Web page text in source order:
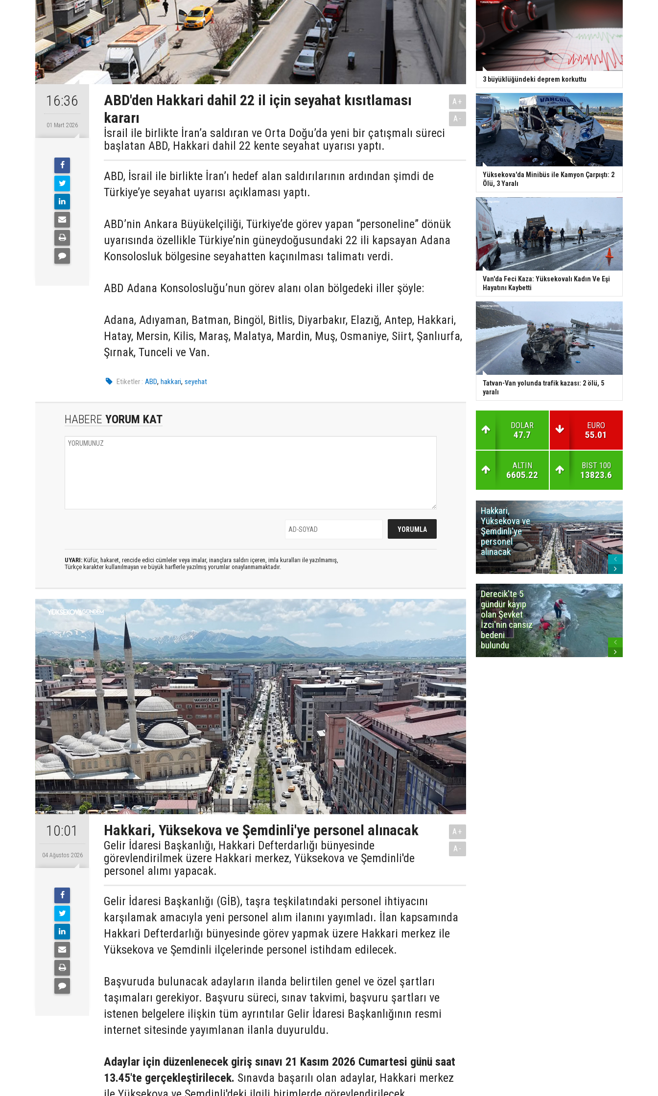
16:36
01 Mart 2026
ABD'den Hakkari dahil 22 il için seyahat kısıtlaması
kararı
İsrail ile birlikte İran’a saldıran ve Orta Doğu’da yeni bir çatışmalı süreci
başlatan ABD, Hakkari dahil 22 kente seyahat uyarısı yaptı.
A+
A-
ABD, İsrail ile birlikte İran’ı hedef alan saldırılarının ardından şimdi de
Türkiye’ye seyahat uyarısı açıklaması yaptı.
ABD’nin Ankara Büyükelçiliği, Türkiye’de görev yapan “personeline” dönük
uyarısında özellikle Türkiye’nin güneydoğusundaki 22 ili kapsayan Adana
Konsolosluk bölgesine seyahatten kaçınılması talimatı verdi.
ABD Adana Konsolosluğu’nun görev alanı olan bölgedeki iller şöyle:
Adana, Adıyaman, Batman, Bingöl, Bitlis, Diyarbakır, Elazığ, Antep, Hakkari,
Hatay, Mersin, Kilis, Maraş, Malatya, Mardin, Muş, Osmaniye, Siirt, Şanlıurfa,
Şırnak, Tunceli ve Van.
Etiketler : ABD,hakkari,seyehat
HABERE YORUM KAT
UYARI: Küfür, hakaret, rencide edici cümleler veya imalar, inançlara saldırı içeren, imla kuralları ile yazılmamış,
Türkçe karakter kullanılmayan ve büyük harflerle yazılmış yorumlar onaylanmamaktadır.
10:01
04 Ağustos 2026
Hakkari, Yüksekova ve Şemdinli'ye personel alınacak
Gelir İdaresi Başkanlığı, Hakkari Defterdarlığı bünyesinde
görevlendirilmek üzere Hakkari merkez, Yüksekova ve Şemdinli'de
personel alımı yapacak.
A+
A-
Gelir İdaresi Başkanlığı (GİB), taşra teşkilatındaki personel ihtiyacını
karşılamak amacıyla yeni personel alım ilanını yayımladı. İlan kapsamında
Hakkari Defterdarlığı bünyesinde görev yapmak üzere Hakkari merkez ile
Yüksekova ve Şemdinli ilçelerinde personel istihdam edilecek.
Başvuruda bulunacak adayların ilanda belirtilen genel ve özel şartları
taşımaları gerekiyor. Başvuru süreci, sınav takvimi, başvuru şartları ve
istenen belgelere ilişkin tüm ayrıntılar Gelir İdaresi Başkanlığının resmi
internet sitesinde yayımlanan ilanla duyuruldu.
Adaylar için düzenlenecek giriş sınavı 21 Kasım 2026 Cumartesi günü saat
13.45'te gerçekleştirilecek. Sınavda başarılı olan adaylar, Hakkari merkez
3 büyüklüğündeki deprem korkuttu
Yüksekova'da Minibüs ile Kamyon Çarpıştı: 2
Ölü, 3 Yaralı
Van'da Feci Kaza: Yüksekovalı Kadın Ve Eşi
Hayatını Kaybetti
Tatvan-Van yolunda trafik kazası: 2 ölü, 5
yaralı
DOLAR
47.7
EURO
55.01
ALTIN
6605.22
BIST 100
13823.6
Hakkari,
Yüksekova ve
Şemdinli'ye
personel
alınacak
Derecik'te 5
gündür kayıp
olan Şevket
İzci'nin cansız
bedeni
bulundu